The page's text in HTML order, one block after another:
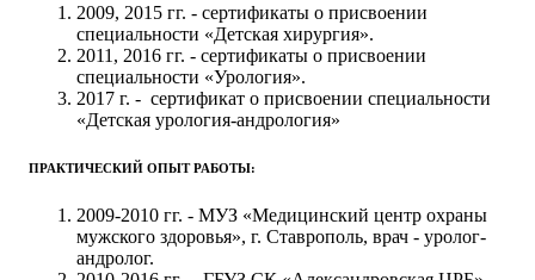
2009, 2015 гг. - сертификаты о присвоении
специальности «Детская хирургия».
2011, 2016 гг. - сертификаты о присвоении
специальности «Урология».
2017 г. - сертификат о присвоении специальности
«Детская урология-андрология»
ПРАКТИЧЕСКИЙ ОПЫТ РАБОТЫ:
2009-2010 гг. - МУЗ «Медицинский центр охраны
мужского здоровья», г. Ставрополь, врач - уролог-
андролог.